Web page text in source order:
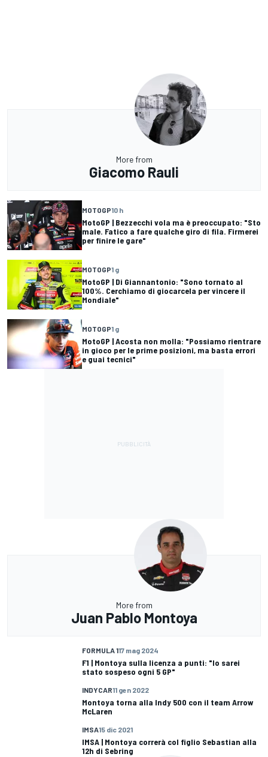
More from
Giacomo Rauli
MOTOGP10 h
MotoGP | Bezzecchi vola ma è preoccupato: "Sto
male. Fatico a fare qualche giro di fila. Firmerei
per finire le gare"
MOTOGP1 g
MotoGP | Di Giannantonio: "Sono tornato al
100%. Cerchiamo di giocarcela per vincere il
Mondiale"
MOTOGP1 g
MotoGP | Acosta non molla: "Possiamo rientrare
in gioco per le prime posizioni, ma basta errori
e guai tecnici"
More from
Juan Pablo Montoya
FORMULA 117 mag 2024
F1 | Montoya sulla licenza a punti: "Io sarei
stato sospeso ogni 5 GP"
INDYCAR11 gen 2022
Montoya torna alla Indy 500 con il team Arrow
McLaren
IMSA15 dic 2021
IMSA | Montoya correrà col figlio Sebastian alla
12h di Sebring